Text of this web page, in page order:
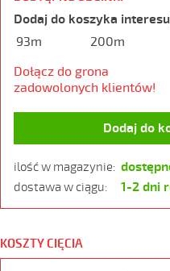
Dodaj do koszyka
93m
200m
Dołącz do grona
zadowolonych klientów!
Dodaj do
ilość w magazynie:
dostawa w ciągu: 1-2 dni
KOSZTY CIĘCIA